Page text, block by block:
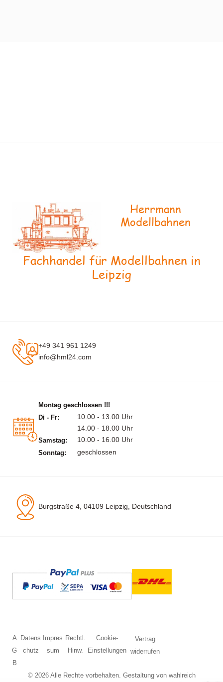
Herrmann
Modellbahnen
Fachhandel für Modellbahnen in
Leipzig
+49 341 961 1249
info@hml24.com
Montag geschlossen !!!
Di - Fr:
10.00 - 13.00 Uhr
14.00 - 18.00 Uhr
Samstag: 10.00 - 16.00 Uhr
Sonntag: geschlossen
Burgstraße 4, 04109 Leipzig, Deutschland
© 2026 Alle Rechte vorbehalten. Gestaltung von wahlreich
A
G
B
Datens
chutz
Impres
sum
Rechtl.
Hinw.
Cookie-
Einstellungen
Vertrag
widerrufen